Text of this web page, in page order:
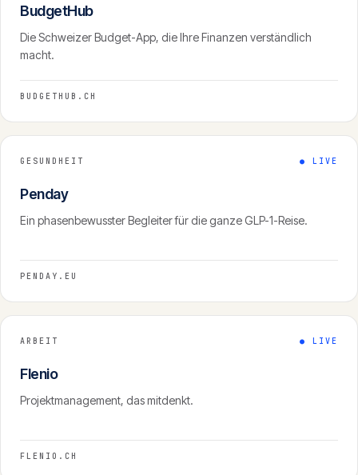
BudgetHub
Die Schweizer Budget-App, die Ihre Finanzen verständlich
macht.
BUDGETHUB.CH
GESUNDHEIT ● LIVE
Penday
Ein phasenbewusster Begleiter für die ganze GLP-1-Reise.
PENDAY.EU
ARBEIT ● LIVE
Flenio
Projektmanagement, das mitdenkt.
FLENIO.CH